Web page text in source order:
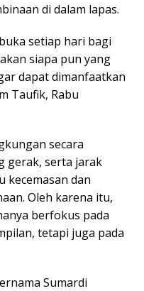
di dalam lapas.
setiap hari bagi
siapa pun yang
dapat dimanfaatkan
Taufik, Rabu
secara
gerak, serta jarak
kecemasan dan
Oleh karena itu,
berfokus pada
tetapi juga pada
Sumardi